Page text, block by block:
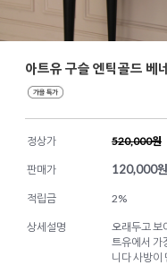
아트유 구슬 엔틱골드 베
정상가 520,000원
판매가 120,000원
적립금 2%
상세설명
오래두고 보
트유에서 가
니다 사방이